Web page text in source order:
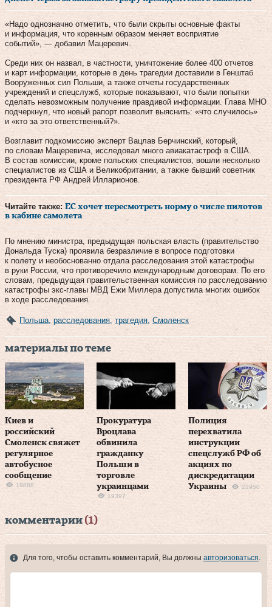
«Надо однозначно отметить, что были скрыты основные факты
и информация, что коренным образом меняет восприятие
событий», — добавил Мацеревич.
Среди них он назвал, в частности, уничтожение более 400 отчетов
и карт информации, которые в день трагедии доставили в Генштаб
Вооруженных сил Польши, а также отчеты государственных
учреждений и спецслужб, которые показывают, что были попытки
сделать невозможным получение правдивой информации. Глава МНО
подчеркнул, что новый рапорт позволит выяснить: «что случилось»
и «кто за это ответственный?».
Возглавит подкомиссию эксперт Вацлав Берчинский, который,
по словам Мацеревича, исследовал много авиакатастроф в США.
В состав комиссии, кроме польских специалистов, вошли несколько
специалистов из США и Великобритании, а также бывший советник
президента РФ Андрей Илларионов.
Читайте также: ЕС хочет пересмотреть норму о числе пилотов
в кабине самолета
По мнению министра, предыдущая польская власть (правительство
Дональда Туска) проявила безразличие в вопросе подготовки
к полету и необоснованно отдала расследования этой катастрофы
в руки России, что противоречило международным договорам. По его
словам, предыдущая правительственная комиссия по расследованию
катастрофы экс-главы МВД Ежи Миллера допустила многих ошибок
в ходе расследования.
Польша расследования трагедия Смоленск
материалы по теме
Киев и
российский
Смоленск свяжет
регулярное
автобусное
сообщение
19888
Прокуратура
Вроцлава
обвинила
гражданку
Польши в
торговле
украинцами
19397
Полиция
перехватила
инструкции
спецслужб РФ об
акциях по
дискредитации
Украины
22950
комментарии (1)
Для того, чтобы оставить комментарий, Вы должны авторизоваться.